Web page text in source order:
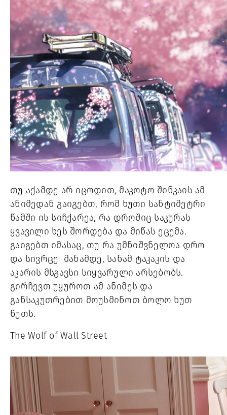
თუ აქამდე არ იცოდით, მაკოტო შინკაის ამ
ანიმედან გაიგებთ, რომ ხუთი სანტიმეტრი
წამში ის სიჩქარეა, რა დროშიც საკურას
ყვავილი ხეს შორდება და მიწას ეცემა.
გაიგებთ იმასაც, თუ რა უმნიშვნელოა დრო
და სივრცე  მანამდე, სანამ ტაკაკის და
აკარის მსგავსი სიყვარული არსებობს.
გირჩევთ უყუროთ ამ ანიმეს და
განსაკუთრებით მოუსმინოთ ბოლო ხუთ
წუთს.
The Wolf of Wall Street